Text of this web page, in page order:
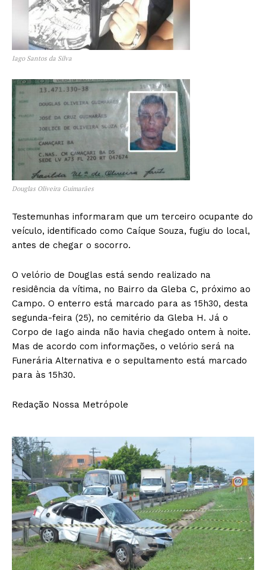
Iago Santos da Silva
Douglas Oliveira Guimarães
Testemunhas informaram que um terceiro ocupante do
veículo, identificado como Caíque Souza, fugiu do local,
antes de chegar o socorro.
O velório de Douglas está sendo realizado na
residência da vítima, no Bairro da Gleba C, próximo ao
Campo. O enterro está marcado para as 15h30, desta
segunda-feira (25), no cemitério da Gleba H. Já o
Corpo de Iago ainda não havia chegado ontem à noite.
Mas de acordo com informações, o velório será na
Funerária Alternativa e o sepultamento está marcado
para às 15h30.
Redação Nossa Metrópole